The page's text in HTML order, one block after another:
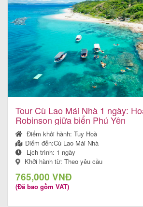
Tour Cù Lao Mái Nhà 1 ngày:
Robinson giữa biển Phú Yên
Điểm khởi hành:Tuy Hoà
Điểm đến:Cù Lao Mái Nhà
Lịch trình: 1 ngày
Khởi hành từ: Theo yêu cầu
765,000 VNĐ
(Đã bao gồm VAT)